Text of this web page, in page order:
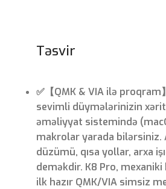
Təsvir
✅【QMK & VIA ilə
sevimli düymələrinizin
əməliyyat sistemində
makrolar yarada bilərsiniz.
düzümü, qısa yollar, arxa
deməkdir. K8 Pro,
ilk hazır QMK/VIA simsiz